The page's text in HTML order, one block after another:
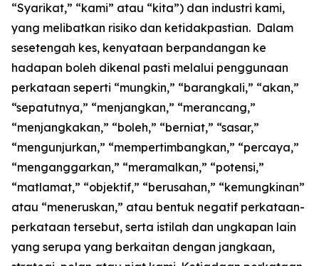
“Syarikat,” “kami” atau “kita”) dan industri kami,
yang melibatkan risiko dan ketidakpastian. Dalam
sesetengah kes, kenyataan berpandangan ke
hadapan boleh dikenal pasti melalui penggunaan
perkataan seperti “mungkin,” “barangkali,” “akan,”
“sepatutnya,” “menjangkan,” “merancang,”
“menjangkakan,” “boleh,” “berniat,” “sasar,”
“mengunjurkan,” “mempertimbangkan,” “percaya,”
“menganggarkan,” “meramalkan,” “potensi,”
“matlamat,” “objektif,” “berusahan,” “kemungkinan”
atau “meneruskan,” atau bentuk negatif perkataan-
perkataan tersebut, serta istilah dan ungkapan lain
yang serupa yang berkaitan dengan jangkaan,